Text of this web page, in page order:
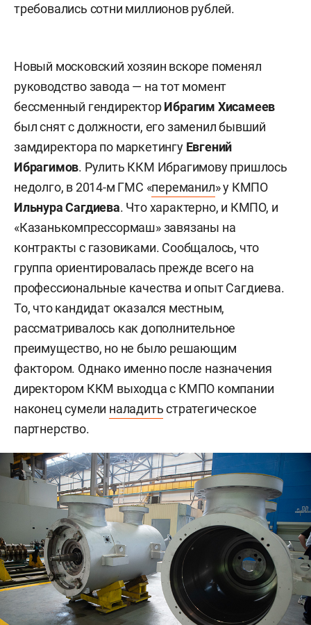
требовались сотни миллионов рублей.
Новый московский хозяин вскоре поменял
руководство завода — на тот момент
бессменный гендиректорИбрагим Хисамеев
был снят с должности, его заменил бывший
замдиректора по маркетингу Евгений
Ибрагимов. Рулить ККМ Ибрагимову пришлось
недолго, в 2014-м ГМС «переманил» у КМПО
ИльнураСагдиева. Что характерно, и КМПО, и
«Казанькомпрессормаш» завязаны на
контракты с газовиками. Сообщалось, что
группа ориентировалась прежде всего на
профессиональные качества и опыт Сагдиева.
То, что кандидат оказался местным,
рассматривалось как дополнительное
преимущество, но не было решающим
фактором. Однако именно после назначения
директором ККМ выходца с КМПО компании
наконец сумели наладитьстратегическое
партнерство.